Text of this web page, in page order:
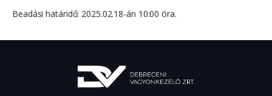
Beadási határidő: 2025.02.18-án 10:00 óra.